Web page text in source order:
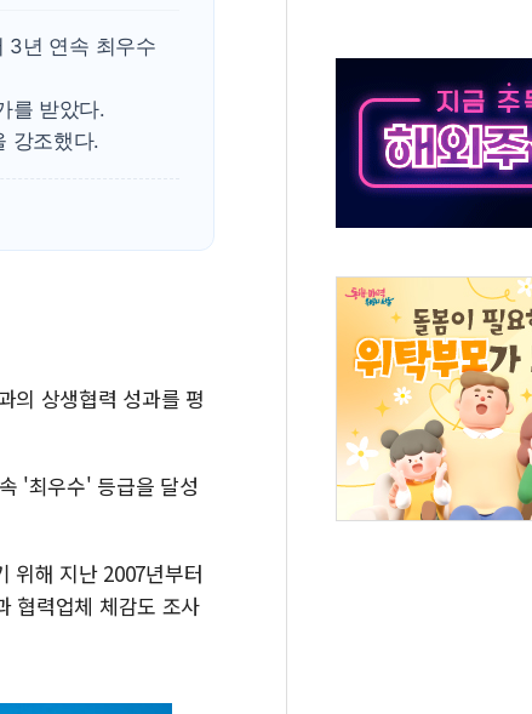
아틀라시안·클라우드플레어·태양광주↑ VS 트레이드데스크·웬디스↓
때와 달리 워시엔 톤 낮춰
책특보 내정설...포항시 '시끌'
다음 100년 밑거름…수도권 집중 완화 전환점"
3년 연속 최우수
를 받았다.
강조했다.
의 상생협력 성과를 평
'최우수' 등급을 달성
위해 지난 2007년부터
협력업체 체감도 조사